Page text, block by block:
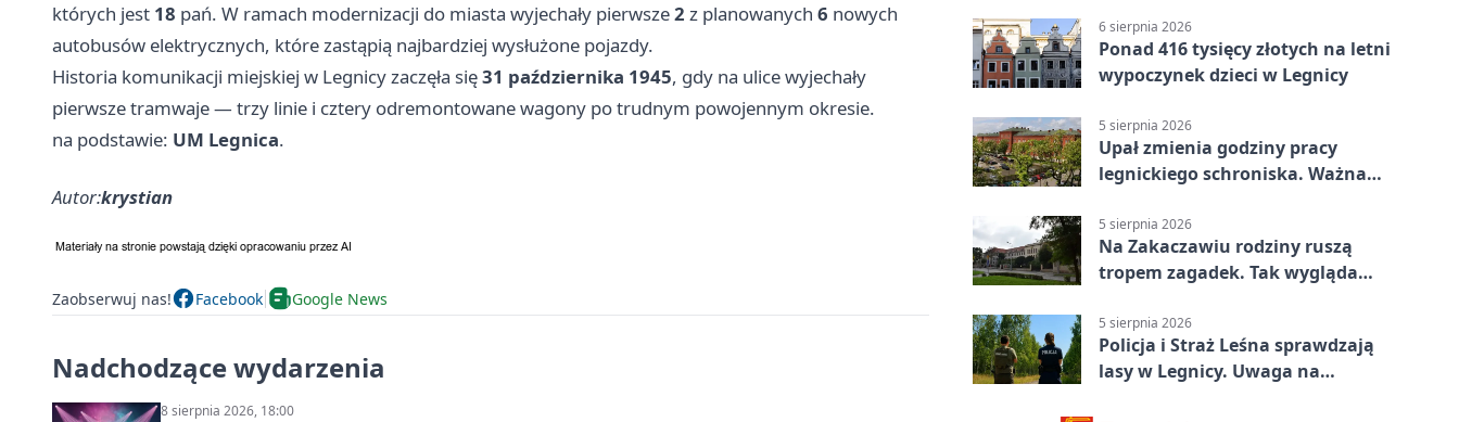
których jest 18 pań. W ramach modernizacji do miasta wyjechały pierwsze2 z planowanych 6 nowych
autobusów elektrycznych, które zastąpią najbardziej wysłużone pojazdy.
Historia komunikacji miejskiej w Legnicy zaczęła się31 października 1945, gdy na ulice wyjechały
pierwsze tramwaje — trzy linie i cztery odremontowane wagony po trudnym powojennym okresie.
na podstawie: UM Legnica.
Autor:krystian
Zaobserwuj nas! Facebook Google News
Nadchodzące wydarzenia
8 sierpnia 2026, 18:00
6 sierpnia 2026
Ponad 416 tysięcy złotych na letni
wypoczynek dzieci w Legnicy
5 sierpnia 2026
Upał zmienia godziny pracy
legnickiego schroniska. Ważna
5 sierpnia 2026
Na Zakaczawiu rodziny ruszą
tropem zagadek. Tak wygląda
5 sierpnia 2026
Policja i Straż Leśna sprawdzają
lasy w Legnicy. Uwaga na